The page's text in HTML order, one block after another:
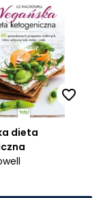
dieta